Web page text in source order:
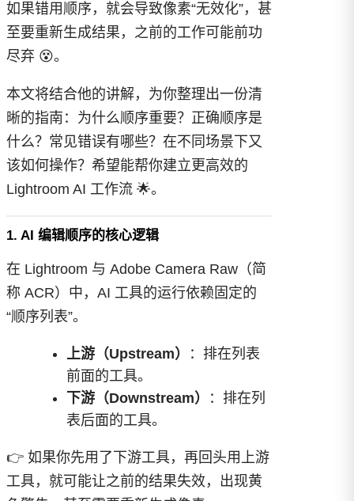
如果错用顺序，就会导致像素“无效化”，甚
至要重新生成结果，之前的工作可能前功
尽弃 😵。
本文将结合他的讲解，为你整理出一份清
晰的指南：为什么顺序重要？正确顺序是
什么？常见错误有哪些？在不同场景下又
该如何操作？希望能帮你建立更高效的
Lightroom AI 工作流 🌟。
1. AI 编辑顺序的核心逻辑
在 Lightroom 与 Adobe Camera Raw（简
称 ACR）中，AI 工具的运行依赖固定的
“顺序列表”。
上游（Upstream）
：排在列表
前面的工具。
下游（Downstream）
：排在列
表后面的工具。
👉 如果你先用了下游工具，再回头用上游
工具，就可能让之前的结果失效，出现黄